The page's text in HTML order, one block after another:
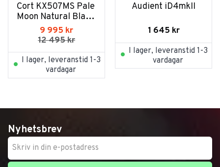
Cort KX507MS Pale
Moon Natural Black
Burst
9 995 kr
12 495kr
I lager, leveranstid 1-3
vardagar
Audient iD4mkII
1 645 kr
I lager, leveranstid 1-3
vardagar
Nyhetsbrev